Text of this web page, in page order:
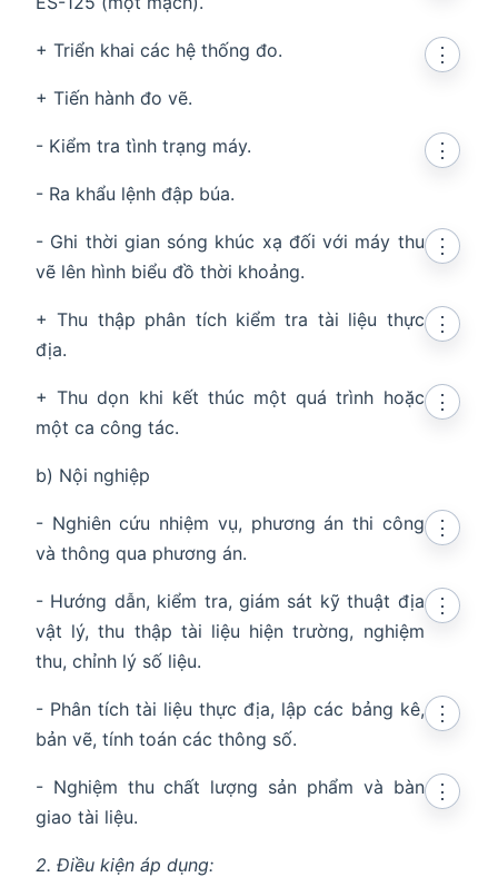
+ Triển khai các hệ thống đo.
⋮
+ Tiến hành đo vẽ.
- Kiểm tra tình trạng máy.
⋮
- Ra khẩu lệnh đập búa.
- Ghi thời gian sóng khúc xạ đối với máy thu
vẽ lên hình biểu đồ thời khoảng.
⋮
+ Thu thập phân tích kiểm tra tài liệu thực
địa.
⋮
+ Thu dọn khi kết thúc một quá trình hoặc
một ca công tác.
⋮
b) Nội nghiệp
- Nghiên cứu nhiệm vụ, phương án thi công
và thông qua phương án.
⋮
- Hướng dẫn, kiểm tra, giám sát kỹ thuật địa
vật lý, thu thập tài liệu hiện trường, nghiệm
thu, chỉnh lý số liệu.
⋮
- Phân tích tài liệu thực địa, lập các bảng kê,
bản vẽ, tính toán các thông số.
⋮
- Nghiệm thu chất lượng sản phẩm và bàn
giao tài liệu.
⋮
2. Điều kiện áp dụng: